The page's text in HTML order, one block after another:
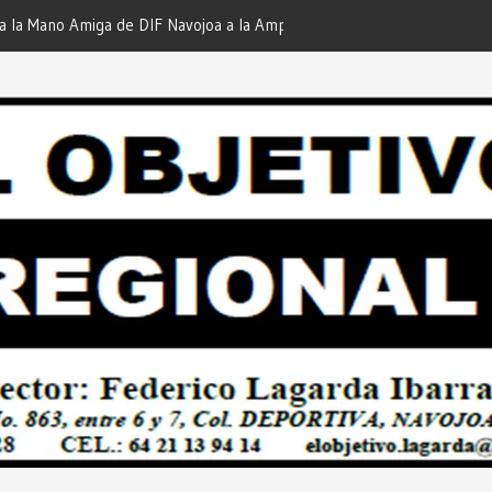
de DIF Navojoa a la Ampliación
de Servicios… Desde: Redacción
Nuestras Familias!…